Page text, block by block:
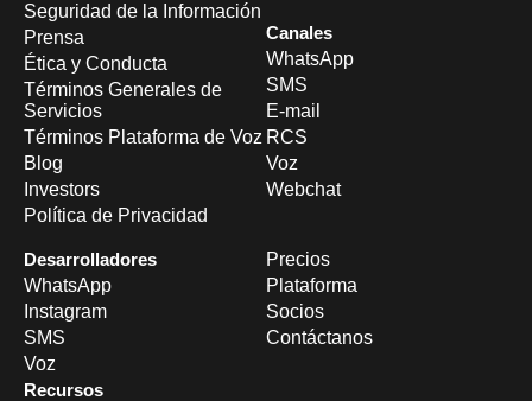
Seguridad de la Información
Prensa
Ética y Conducta
Términos Generales de
Servicios
Términos Plataforma de Voz
Blog
Investors
Política de Privacidad
Canales
WhatsApp
SMS
E-mail
RCS
Voz
Webchat
Desarrolladores
WhatsApp
Instagram
SMS
Voz
Recursos
Precios
Plataforma
Socios
Contáctanos